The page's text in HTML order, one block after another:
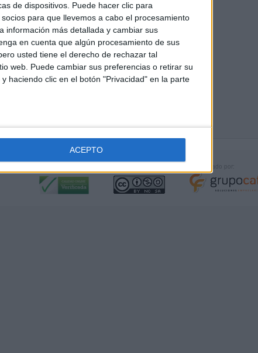
de dispositivos. Puede hacer clic para
para que llevemos a cabo el procesamiento
información más detallada y cambiar sus
en cuenta que algún procesamiento de sus
usted tiene el derecho de rechazar tal
web. Puede cambiar sus preferencias o retirar su
haciendo clic en el botón "Privacidad" en la parte
ACEPTO